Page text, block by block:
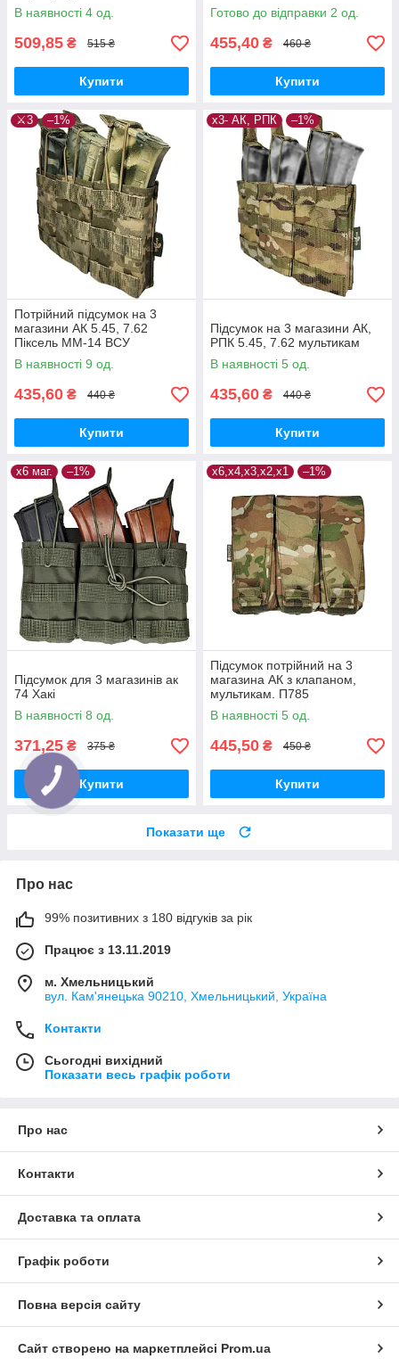
В наявності 4 од.
509,85 ₴ 515 ₴
Купити
Готово до відправки 2 од.
455,40 ₴ 460 ₴
Купити
⚔️3 –1%
Потрійний підсумок на 3
магазини АК 5.45, 7.62
Піксель ММ-14 ВСУ
В наявності 9 од.
435,60 ₴ 440 ₴
Купити
х3- АК, РПК –1%
Підсумок на 3 магазини АК,
РПК 5.45, 7.62 мультикам
В наявності 5 од.
435,60 ₴ 440 ₴
Купити
х6 маг. –1%
Підсумок для 3 магазинів ак
74 Хакі
В наявності 8 од.
371,25 ₴ 375 ₴
Купити
х6,х4,х3,х2,х1 –1%
Підсумок потрійний на 3
магазина АК з клапаном,
мультикам. П785
В наявності 5 од.
445,50 ₴ 450 ₴
Купити
Показати ще
Про нас
99% позитивних з 180 відгуків за рік
Працює з 13.11.2019
м. Хмельницький
вул. Кам'янецька 90210, Хмельницький, Україна
Контакти
Сьогодні вихідний
Показати весь графік роботи
Про нас
Контакти
Доставка та оплата
Графік роботи
Повна версія сайту
Сайт створено на маркетплейсі Prom.ua